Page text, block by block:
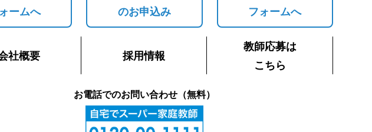
ームへ
のお申込み
フォームへ
社概要 採用情報
教師応募は
こちら
お電話でのお問い合わせ（無料）